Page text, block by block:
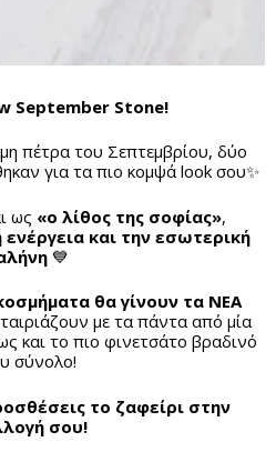
September Stone!
πέτρα του Σεπτεμβρίου, δύο
για τα πιο κομψά look σου✨
ως «ο λίθος της σοφίας»,
ενέργεια και την εσωτερική
💙
θα γίνουν τα ΝΕΑ
με τα πάντα από μία
και το πιο φινετσάτο βραδινό
σύνολο!
το ζαφείρι στην
σου!